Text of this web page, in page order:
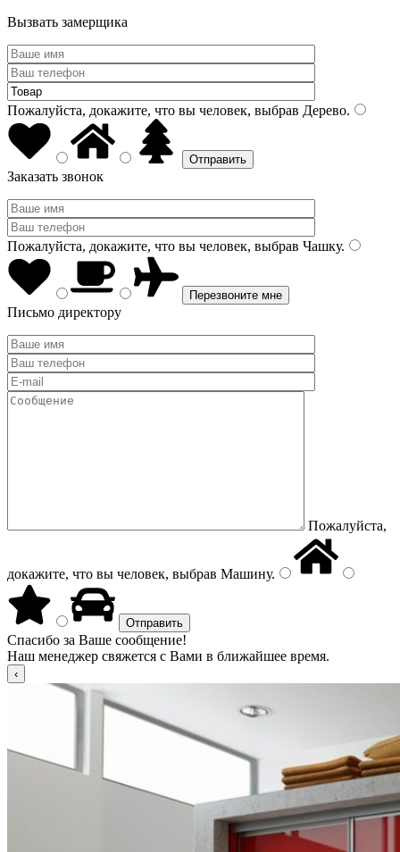
Вызвать замерщика
Пожалуйста, докажите, что вы человек, выбрав Дерево.
Заказать звонок
Пожалуйста, докажите, что вы человек, выбрав Чашку.
Письмо директору
Пожалуйста,
докажите, что вы человек, выбрав Машину.
Спасибо за Ваше сообщение!
Наш менеджер свяжется с Вами в ближайшее время.